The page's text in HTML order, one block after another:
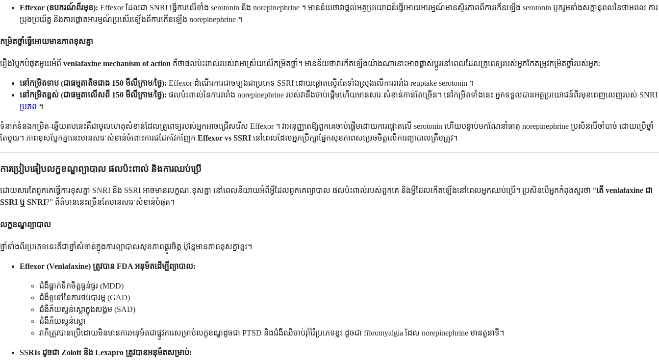
Effexor (ឧបករណ៍ពីរមុខ): Effexor ដែលជា SNRI ធ្វើការលើទាំង serotonin និង norepinephrine ។ មានន័យថាវាផ្តល់អត្ថប្រយោជន៍ធ្វើអោយអារម្មណ៍មានស្ថិរភាពពីការកើនឡើង serotonin បូករួមទាំងសក្តានុពលនៃថាមពល ការ
ប្រុងប្រយ័ត្ន និងការផ្តោតអារម្មណ៍ប្រសើរឡើងពីការកើនឡើង norepinephrine ។
កម្រិតថ្នាំធ្វើអោយមានភាពខុសគ្នា
រឿងប្លែកបំផុតមួយអំពី venlafaxine mechanism of action គឺថាផលប៉ះពាល់របស់វាអាស្រ័យលើកម្រិតថ្នាំ។ មានន័យថាវាកើតឡើងយ៉ាងណានោះអាចផ្លាស់ប្តូរនៅពេលដែលគ្រូពេទ្យរបស់អ្នកកែតម្រូវកម្រិតថ្នាំរបស់អ្នក:
នៅកម្រិតទាប (ជាធម្មតាតិចជាង 150 មីលីក្រាម/ថ្ងៃ): Effexor ដំណើរការជាចម្បងជាប្រភេទ SSRI ដោយផ្តោតស្ទើរតែទាំងស្រុងលើការរារាំង reuptake serotonin ។
នៅកម្រិតខ្ពស់ (ជាធម្មតាលើសពី 150 មីលីក្រាម/ថ្ងៃ): ផលប៉ះពាល់នៃការរារាំង norepinephrine របស់វានឹងចាប់ផ្តើមហើយមានសារៈសំខាន់កាន់តែច្រើន។ នៅកម្រិតទាំងនេះ អ្នកទទួលបានអត្ថប្រយោជន៍ពីរមុខពេញលេញរបស់ SNRI
ប្រភព ។
ទំនាក់ទំនងកម្រិត-ឆ្លើយតបនេះគឺជាមូលហេតុសំខាន់ដែលគ្រូពេទ្យរបស់អ្នកអាចជ្រើសរើស Effexor ។ វាអនុញ្ញាតឱ្យពួកគេចាប់ផ្តើមដោយការផ្តោតលើ serotonin ហើយបន្ទាប់មកណែនាំធាតុ norepinephrine ប្រសិនបើចាំបាច់ ដោយប្រើថ្នាំ
តែមួយ។ ភាពខុសប្លែកគ្នានេះមានសារៈសំខាន់ចំពោះការជជែកវែកញែក Effexor vs SSRI នៅពេលដែលអ្នកប្រឹក្សាផ្នែកសុខភាពសម្រេចចិត្តលើការព្យាបាលត្រឹមត្រូវ។
ការប្រៀបធៀបលក្ខខណ្ឌព្យាបាល ផលប៉ះពាល់ និងការឈប់ប្រើ
ដោយសារតែពួកគេធ្វើការខុសគ្នា SNRI និង SSRI អាចមានលក្ខណៈខុសគ្នា នៅពេលនិយាយអំពីអ្វីដែលពួកគេព្យាបាល ផលប៉ះពាល់របស់ពួកគេ និងអ្វីដែលកើតឡើងនៅពេលអ្នកឈប់ប្រើ។ ប្រសិនបើអ្នកកំពុងសួរថា “តើ venlafaxine ជា
SSRI ឬ SNRI?” ព័ត៌មាននេះច្រើនតែមានសារៈសំខាន់បំផុត។
លក្ខខណ្ឌព្យាបាល
ថ្នាំទាំងពីរប្រភេទនេះគឺជាថ្នាំសំខាន់ក្នុងការព្យាបាលសុខភាពផ្លូវចិត្ត ប៉ុន្តែមានភាពខុសគ្នាខ្លះ។
Effexor (Venlafaxine) ត្រូវបាន FDA អនុម័តដើម្បីព្យាបាល:
ជំងឺធ្លាក់ទឹកចិត្តធ្ងន់ធ្ងរ (MDD)
ជំងឺទូទៅនៃការថប់បារម្ភ (GAD)
ជំងឺភ័យស្លន់ស្លោក្នុងសង្គម (SAD)
ជំងឺភ័យស្លន់ស្លោ
វាក៏ត្រូវបានប្រើដោយមិនមានការអនុម័តជាផ្លូវការសម្រាប់លក្ខខណ្ឌដូចជា PTSD និងជំងឺឈឺចាប់រ៉ាំរ៉ៃប្រភេទខ្លះ ដូចជា fibromyalgia ដែល norepinephrine មានតួនាទី។
SSRIs ដូចជា Zoloft និង Lexapro ត្រូវបានអនុម័តសម្រាប់: